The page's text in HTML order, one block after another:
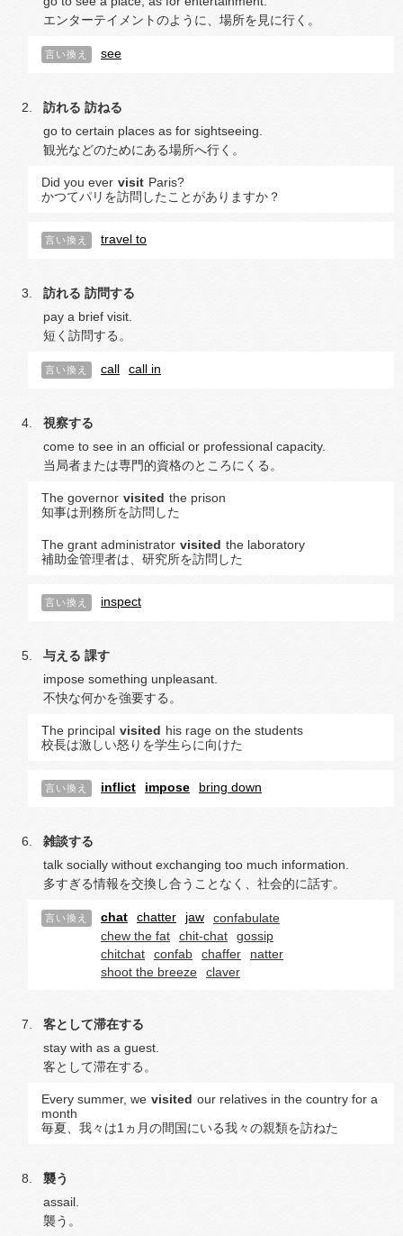
エンターテイメントのように、場所を見に行く。
言い換え see
訪れる 訪ねる
go to certain places as for sightseeing.
観光などのためにある場所へ行く。
Did you ever visit Paris?
かつてパリを訪問したことがありますか？
言い換え travel to
訪れる 訪問する
pay a brief visit.
短く訪問する。
言い換え call call in
視察する
come to see in an official or professional capacity.
当局者または専門的資格のところにくる。
The governor visited the prison
知事は刑務所を訪問した
The grant administrator visited the laboratory
補助金管理者は、研究所を訪問した
言い換え inspect
与える 課す
impose something unpleasant.
不快な何かを強要する。
The principal visited his rage on the students
校長は激しい怒りを学生らに向けた
言い換え inflict impose bring down
雑談する
talk socially without exchanging too much information.
多すぎる情報を交換し合うことなく、社会的に話す。
言い換え chat chatter jaw
confabulate
chew the fat
chit-chat
gossip
chitchat
confab chaffer
natter
shoot the breeze
claver
客として滞在する
stay with as a guest.
客として滞在する。
Every summer, we visited our relatives in the country for a
month
毎夏、我々は1ヵ月の間国にいる我々の親類を訪ねた
襲う
assail.
襲う。